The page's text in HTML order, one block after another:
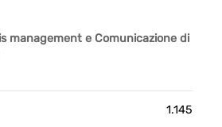
management e Comunicazione di
1.145